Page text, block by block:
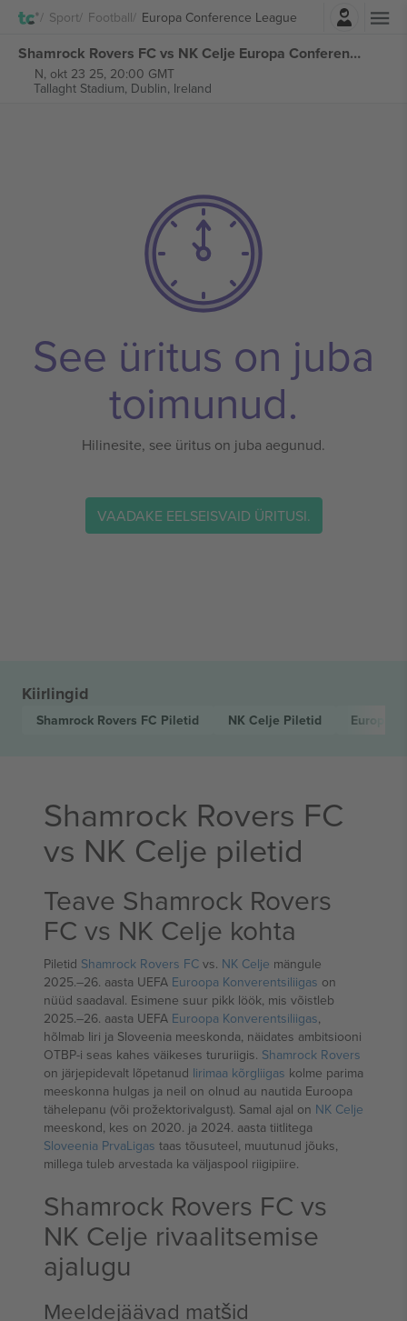
Sport Football Europa Conference League
Logi sisse
Shamrock Rovers FC vs NK Celje Europa Conference League piletid
N, okt 23 25, 20:00 GMT
Tallaght Stadium, Dublin, Ireland
See üritus on juba
toimunud.
Hilinesite, see üritus on juba aegunud.
VAADAKE EELSEISVAID ÜRITUSI.
Kiirlingid
Shamrock Rovers FC Piletid NK Celje Piletid Europa
Shamrock Rovers FC
vs NK Celje piletid
Teave Shamrock Rovers
FC vs NK Celje kohta
Piletid Shamrock Rovers FC vs. NK Celje mängule
2025.–26. aasta UEFA Euroopa Konverentsiliigas on
nüüd saadaval. Esimene suur pikk löök, mis võistleb
2025.–26. aasta UEFA Euroopa Konverentsiliigas,
hõlmab Iiri ja Sloveenia meeskonda, näidates ambitsiooni
OTBP-i seas kahes väikeses tururiigis. Shamrock Rovers
on järjepidevalt lõpetanud Iirimaa kõrgliigas kolme parima
meeskonna hulgas ja neil on olnud au nautida Euroopa
tähelepanu (või prožektorivalgust). Samal ajal on NK Celje
meeskond, kes on 2020. ja 2024. aasta tiitlitega
Sloveenia PrvaLigas taas tõusuteel, muutunud jõuks,
millega tuleb arvestada ka väljaspool riigipiire.
Shamrock Rovers FC vs
NK Celje rivaalitsemise
ajalugu
Meeldejäävad matšid